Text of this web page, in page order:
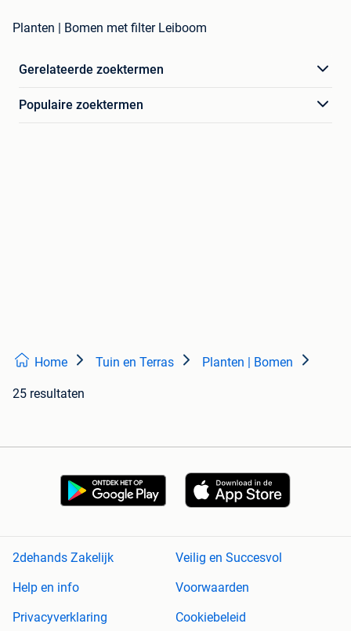
Planten | Bomen met filter Leiboom
Gerelateerde zoektermen
Populaire zoektermen
Home Tuin en Terras Planten | Bomen
25 resultaten
2dehands Zakelijk
Veilig en Succesvol
Help en info
Voorwaarden
Privacyverklaring
Cookiebeleid